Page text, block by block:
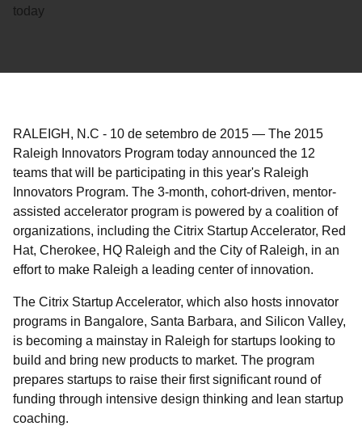
today
RALEIGH, N.C - 10 de setembro de 2015 — The 2015
Raleigh Innovators Program today announced the 12
teams that will be participating in this year's Raleigh
Innovators Program. The 3-month, cohort-driven, mentor-
assisted accelerator program is powered by a coalition of
organizations, including the Citrix Startup Accelerator, Red
Hat, Cherokee, HQ Raleigh and the City of Raleigh, in an
effort to make Raleigh a leading center of innovation.
The Citrix Startup Accelerator, which also hosts innovator
programs in Bangalore, Santa Barbara, and Silicon Valley,
is becoming a mainstay in Raleigh for startups looking to
build and bring new products to market. The program
prepares startups to raise their first significant round of
funding through intensive design thinking and lean startup
coaching.